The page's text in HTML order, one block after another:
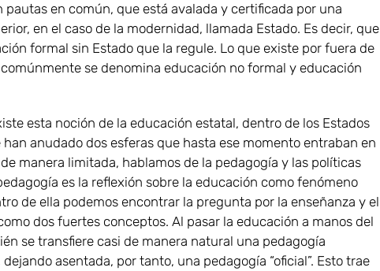
pautas en común, que está avalada y certificada por una
en el caso de la modernidad, llamada Estado. Es decir, que
formal sin Estado que la regule. Lo que existe por fuera de
comúnmente se denomina educación no formal y educación
esta noción de la educación estatal, dentro de los Estados
han anudado dos esferas que hasta ese momento entraban en
manera limitada, hablamos de la pedagogía y las políticas
es la reflexión sobre la educación como fenómeno
de ella podemos encontrar la pregunta por la enseñanza y el
dos fuertes conceptos. Al pasar la educación a manos del
se transfiere casi de manera natural una pedagogía
asentada, por tanto, una pedagogía “oficial”. Esto trae